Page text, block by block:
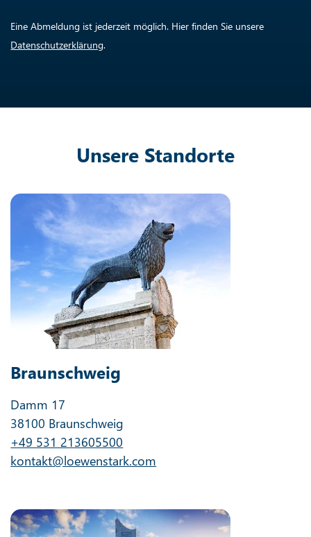
Eine Abmeldung ist jederzeit möglich. Hier finden Sie unsere
Datenschutzerklärung.
Unsere Standorte
Braunschweig
Damm 17
38100 Braunschweig
+49 531 213605500
kontakt@loewenstark.com